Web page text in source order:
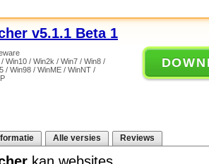
v5.1.1 Beta 1
Win10 / Win2k / Win7 / Win8 /
/ Win98 / WinME / WinNT /
Alle versies Reviews